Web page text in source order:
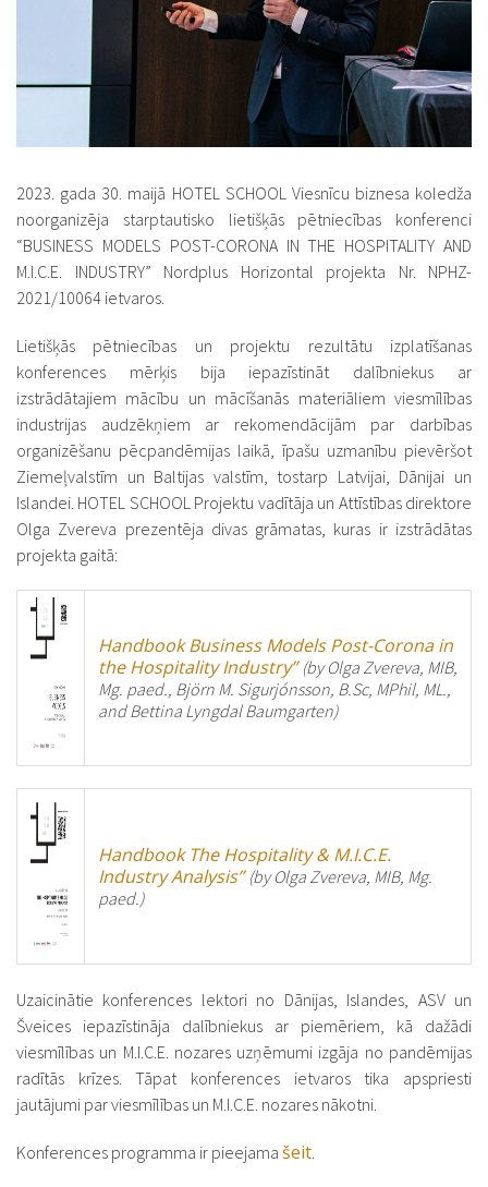
2023. gada 30. maijā HOTEL SCHOOL Viesnīcu biznesa koledža
noorganizēja starptautisko lietišķās pētniecības konferenci
“BUSINESS MODELS POST-CORONA IN THE HOSPITALITY AND
M.I.C.E. INDUSTRY” Nordplus Horizontal projekta Nr. NPHZ-
2021/10064 ietvaros.
Lietišķās pētniecības un projektu rezultātu izplatīšanas
konferences mērķis bija iepazīstināt dalībniekus ar
izstrādātajiem mācību un mācīšanās materiāliem viesmīlības
industrijas audzēkņiem ar rekomendācijām par darbības
organizēšanu pēcpandēmijas laikā, īpašu uzmanību pievēršot
Ziemeļvalstīm un Baltijas valstīm, tostarp Latvijai, Dānijai un
Islandei. HOTEL SCHOOL Projektu vadītāja un Attīstības direktore
Olga Zvereva prezentēja divas grāmatas, kuras ir izstrādātas
projekta gaitā:
Handbook Business Models Post-Corona in
the Hospitality Industry” (by Olga Zvereva, MIB,
Mg. paed., Björn M. Sigurjónsson, B.Sc, MPhil, ML.,
and Bettina Lyngdal Baumgarten)
Handbook The Hospitality & M.I.C.E.
Industry Analysis” (by Olga Zvereva, MIB, Mg.
paed.)
Uzaicinātie konferences lektori no Dānijas, Islandes, ASV un
Šveices iepazīstināja dalībniekus ar piemēriem, kā dažādi
viesmīlības un M.I.C.E. nozares uzņēmumi izgāja no pandēmijas
radītās krīzes. Tāpat konferences ietvaros tika apspriesti
jautājumi par viesmīlības un M.I.C.E. nozares nākotni.
Konferences programma ir pieejama šeit